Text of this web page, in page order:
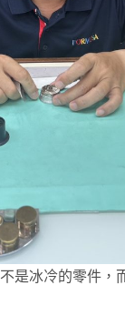
是冰冷的零件，